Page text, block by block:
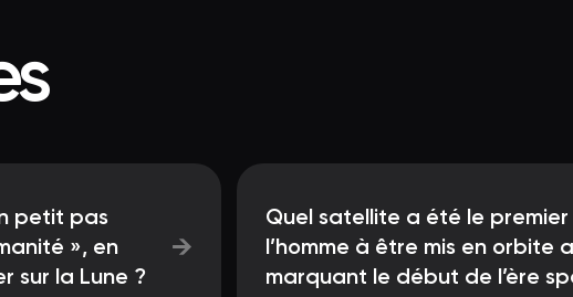
petit pas
», en
sur la Lune ?
→
Quel satellite a été le
l’homme à être mis en orbite
marquant le début de l’ère